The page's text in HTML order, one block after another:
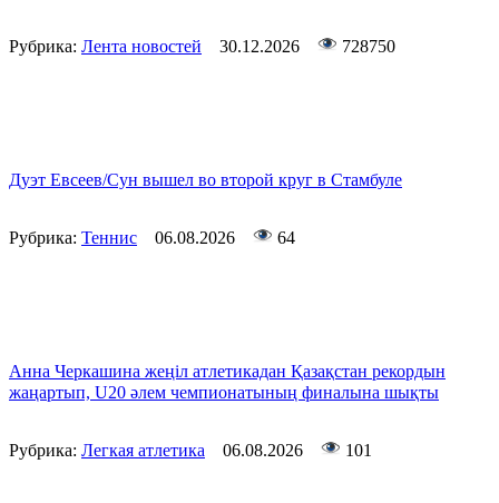
Рубрика: Лента новостей 30.12.2026 728750
Дуэт Евсеев/Сун вышел во второй круг в Стамбуле
Рубрика: Теннис 06.08.2026 64
Анна Черкашина жеңіл атлетикадан Қазақстан рекордын
жаңартып, U20 әлем чемпионатының финалына шықты
Рубрика: Легкая атлетика 06.08.2026 101